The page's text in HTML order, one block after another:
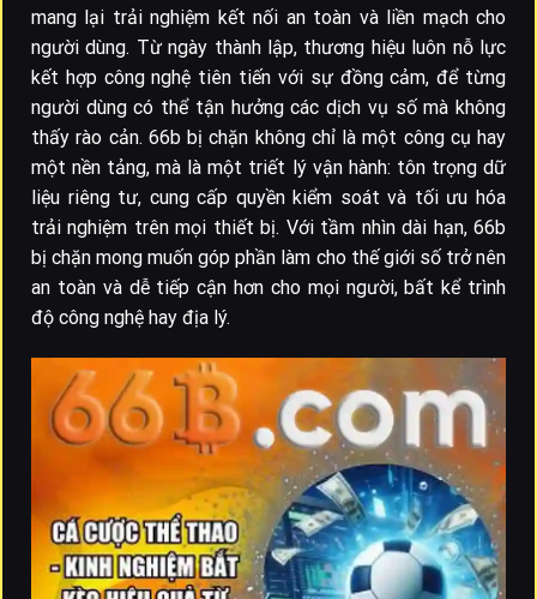
mang lại trải nghiệm kết nối an toàn và liền mạch cho
người dùng. Từ ngày thành lập, thương hiệu luôn nỗ lực
kết hợp công nghệ tiên tiến với sự đồng cảm, để từng
người dùng có thể tận hưởng các dịch vụ số mà không
thấy rào cản. 66b bị chặn không chỉ là một công cụ hay
một nền tảng, mà là một triết lý vận hành: tôn trọng dữ
liệu riêng tư, cung cấp quyền kiểm soát và tối ưu hóa
trải nghiệm trên mọi thiết bị. Với tầm nhìn dài hạn, 66b
bị chặn mong muốn góp phần làm cho thế giới số trở nên
an toàn và dễ tiếp cận hơn cho mọi người, bất kể trình
độ công nghệ hay địa lý.